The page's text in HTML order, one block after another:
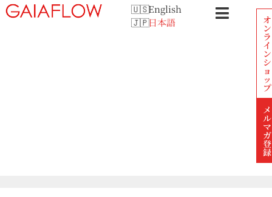
English
日本語
オ
ン
ラ
イ
ン
シ
ョ
ッ
プ
メ
ル
マ
ガ
登
録